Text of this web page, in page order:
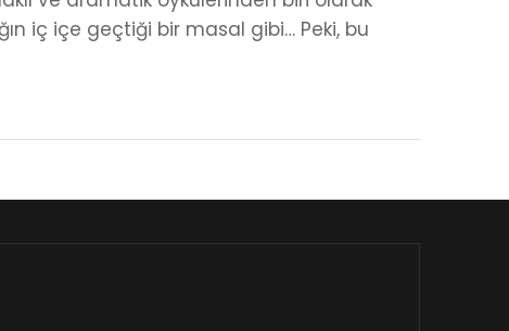
iç içe geçtiği bir masal gibi… Peki, bu